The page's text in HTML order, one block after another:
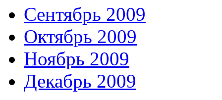
Сентябрь 2009
Октябрь 2009
Ноябрь 2009
Декабрь 2009